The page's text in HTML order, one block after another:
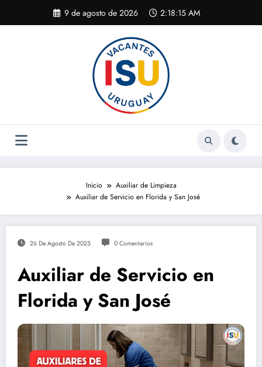
contenido
9 de agosto de 2026 2:18:16 AM
Inicio
Auxiliar de Limpieza
Auxiliar de Servicio en Florida y San José
26 De Agosto De 2025 0 Comentarios
Auxiliar de Servicio en
Florida y San José